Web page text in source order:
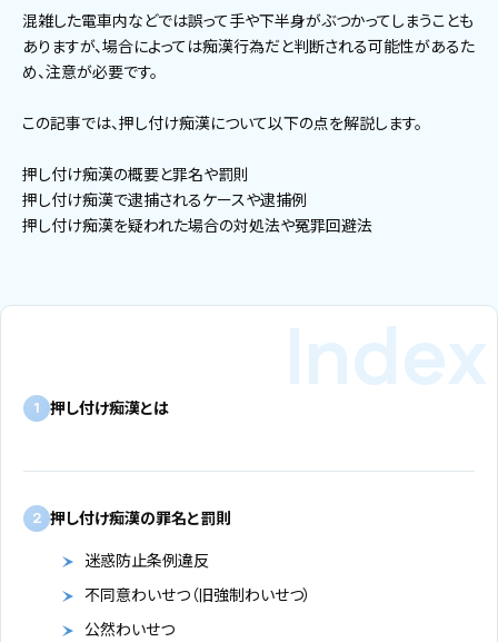
混雑した電車内などでは誤って手や下半身がぶつかってしまうことも
ありますが、場合によっては痴漢行為だと判断される可能性があるた
め、注意が必要です。
この記事では、押し付け痴漢について以下の点を解説します。
押し付け痴漢の概要と罪名や罰則
押し付け痴漢で逮捕されるケースや逮捕例
押し付け痴漢を疑われた場合の対処法や冤罪回避法
1 押し付け痴漢とは
2 押し付け痴漢の罪名と罰則
迷惑防止条例違反
不同意わいせつ（旧強制わいせつ）
公然わいせつ